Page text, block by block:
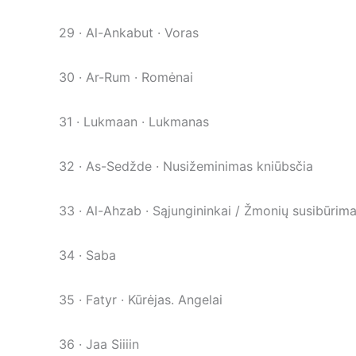
29 · Al-Ankabut · Voras
30 · Ar-Rum · Romėnai
31 · Lukmaan · Lukmanas
32 · As-Sedžde · Nusižeminimas kniūbsčia
33 · Al-Ahzab · Sąjungininkai / Žmonių
34 · Saba
35 · Fatyr · Kūrėjas. Angelai
36 · Jaa Siiiin